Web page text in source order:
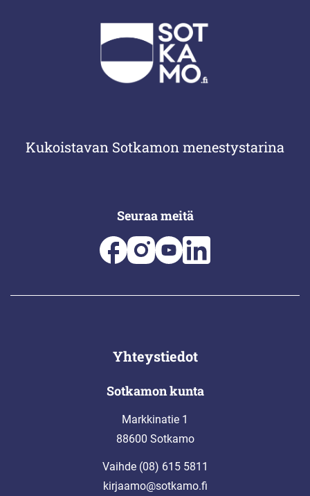
Kukoistavan Sotkamon menestystarina
Seuraa meitä
Yhteystiedot
Sotkamon kunta
Markkinatie 1
88600 Sotkamo
Vaihde (08) 615 5811
kirjaamo@sotkamo.fi